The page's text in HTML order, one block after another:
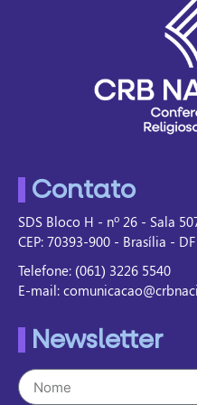
Contato
SDS Bloco H - nº 26 - Sala
CEP: 70393-900 - Brasília -
Telefone: (061) 3226 5540
E-mail:
Newsletter